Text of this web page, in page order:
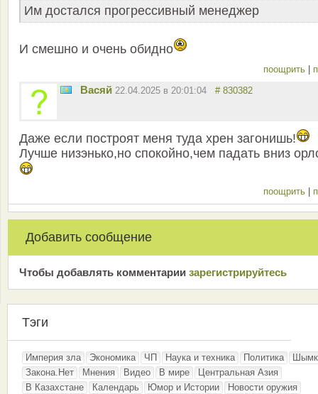
Им достался прогрессивный менеджер
И смешно и очень обидно
поощрить
Васяй 22.04.2025 в 20:01:04 # 830382
Даже если построят меня туда хрен загонишь!
Лучше низэнько,но спокойно,чем падать вниз
поощрить
Добавить сообщение
Чтобы добавлять комментарии зарeгиcтрирyйтeсь
Тэги
Империя зла Экономика ЧП Наука и техника Политика
Закона.Нет
Мнения Видео В мире
Центральная Азия
В Казахстане
Календарь Юмор и Истории
Новости оружия